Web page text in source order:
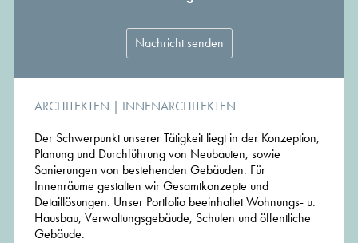
Nachricht senden
ARCHITEKTEN | INNENARCHITEKTEN
Der Schwerpunkt unserer Tätigkeit liegt in der Konzeption,
Planung und Durchführung von Neubauten, sowie
Sanierungen von bestehenden Gebäuden. Für
Innenräume gestalten wir Gesamtkonzepte und
Detaillösungen. Unser Portfolio beeinhaltet Wohnungs- u.
Hausbau, Verwaltungsgebäude, Schulen und öffentliche
Gebäude.